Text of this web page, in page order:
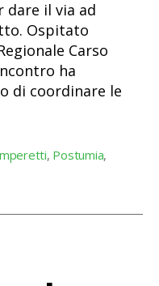
il via ad
Ospitato
Carso
ha
di coordinare le
, Postumia,